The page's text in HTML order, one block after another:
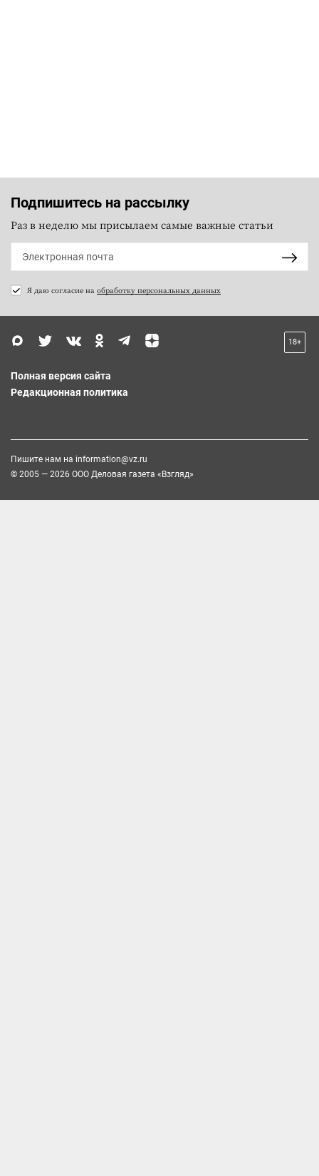
Подпишитесь на рассылку
Раз в неделю мы присылаем самые важные статьи
Я даю согласие на обработку персональных данных
18+
Полная версия сайта
Редакционная политика
Пишите нам на information@vz.ru
© 2005 — 2026 ООО Деловая газета «Взгляд»